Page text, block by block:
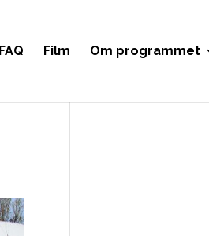
Film Om programmet